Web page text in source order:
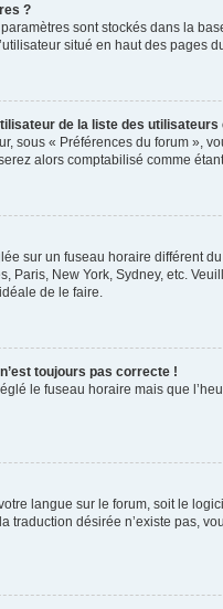
?
sont stockés dans la
situé en haut des pages
de la liste des utilisateurs
sous « Préférences du forum »,
alors comptabilisé comme
sur un fuseau horaire différent
Paris, New York, Sydney, etc.
de le faire.
toujours pas correcte !
le fuseau horaire mais que
langue sur le forum, soit le
traduction désirée n’existe pas,